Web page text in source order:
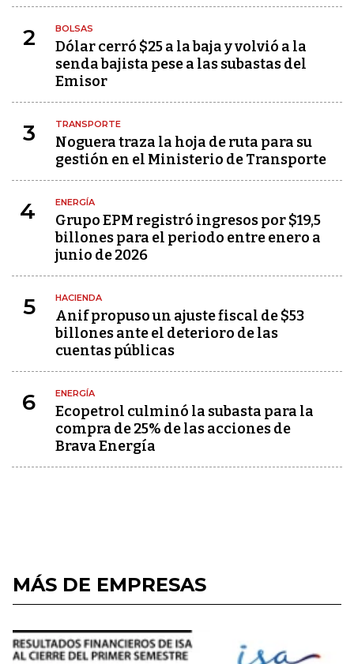
2 BOLSAS
Dólar cerró $25 a la baja y volvió a la
senda bajista pese a las subastas del
Emisor
3 TRANSPORTE
Noguera traza la hoja de ruta para su
gestión en el Ministerio de Transporte
4 ENERGÍA
Grupo EPM registró ingresos por $19,5
billones para el periodo entre enero a
junio de 2026
5 HACIENDA
Anif propuso un ajuste fiscal de $53
billones ante el deterioro de las
cuentas públicas
6 ENERGÍA
Ecopetrol culminó la subasta para la
compra de 25% de las acciones de
Brava Energía
MÁS DE EMPRESAS